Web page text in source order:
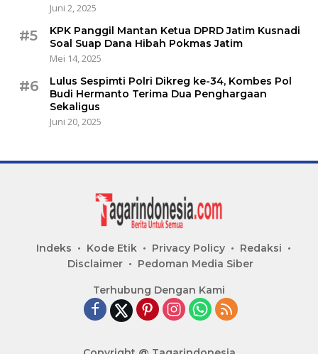
Juni 2, 2025
#5
KPK Panggil Mantan Ketua DPRD Jatim Kusnadi
Soal Suap Dana Hibah Pokmas Jatim
Mei 14, 2025
#6
Lulus Sespimti Polri Dikreg ke-34, Kombes Pol
Budi Hermanto Terima Dua Penghargaan
Sekaligus
Juni 20, 2025
Indeks Kode Etik Privacy Policy
Redaksi
Disclaimer
Pedoman Media Siber
Terhubung Dengan Kami